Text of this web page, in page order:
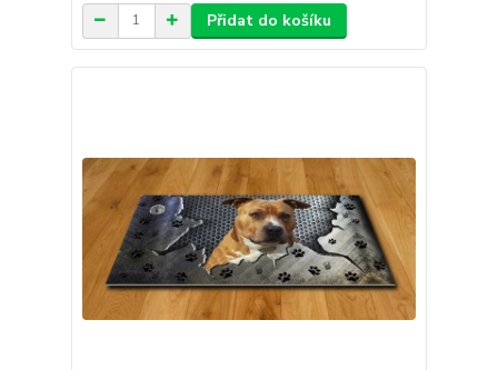
Přidat do košíku